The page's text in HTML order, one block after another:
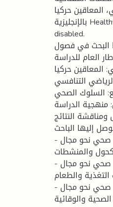
المعاقين حركيا.
بالإنجليزية Healthy behavior, competitive sports activity, and the physically
disabled.
البحث في فصول .
العام للدراسة.
المعاقين حركيا
التنافسي
السلوك الصحي
الدراسة
النتائج
إليها الباحث :
- للمعاقين حركيا الممارسين للنشاط الرياضي التنافسي سلوك صحي نحو مجال
والمنشطات
- للمعاقين حركيا الممارسين للنشاط الرياضي التنافسي سلوك صحي نحو مجال
والطعام.
- للمعاقين حركيا الممارسين للنشاط الرياضي التنافسي سلوك صحي نحو مجال
والوقائية.